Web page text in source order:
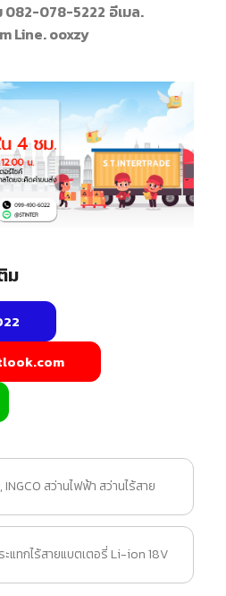
082-078-5222 อีเมล.
Line. ooxzy
ม
, INGCO สว่านไฟฟ้า สว่านไร้สาย
ะแทกไร้สายแบตเตอรี่ Li-ion 18V